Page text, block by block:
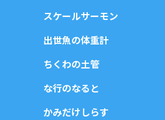
スケールサーモン
出世魚の体重計
ちくわの土管
な行のなると
かみだけしらす